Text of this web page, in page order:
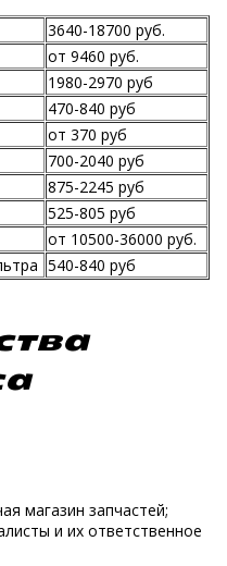
3640-18700 руб.
от 9460 руб.
1980-2970 руб
470-840 руб
от 370 руб
700-2040 руб
875-2245 руб
525-805 руб
от 10500-36000 руб.
540-840 руб
магазин запчастей;
и их ответственное